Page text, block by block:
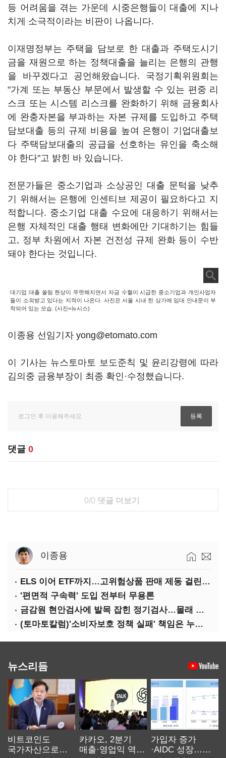
등 어려움을 겪는 가운데 시중은행들이 대출에 지나
치게 소극적이라는 비판이 나옵니다.
이재명정부는 주택을 담보로 한 대출과 주택도시기
금을 재원으로 하는 정책대출을 늘리는 은행의 관행
을 바꾸겠다고 공언해왔습니다. 국정기획위원회는
"가계 또는 부동산 부문에서 발생할 수 있는 편중 리
스크 또는 시스템 리스크를 완화하기 위해 금융회사
에 완충자본을 부과하는 자본 규제를 도입하고 주택
담보대출 등의 규제 비용을 높여 은행이 기업대출보
다 주택담보대출의 공급을 선호하는 유인을 축소해
야 한다"고 밝힌 바 있습니다.
전문가들은 중소기업과 소상공인 대출 문턱을 낮추
기 위해서는 은행에 인센티브 제공이 필요하다고 지
적합니다. 중소기업 대출 수요에 대응하기 위해서는
은행 자체적인 대출 행태 변화에만 기대하기는 힘들
고, 정부 차원에서 자본 건전성 규제 완화 등이 수반
돼야 한다는 것입니다.
대기업 대출 쏠림 현상이 뚜렷해지면서 자금 수혈이 시급한 중소기업과 개인사업자
들이 소외받고 있다는 지적이 나온다. 사진은 서울 시내 한 상가에 임대 안내문이 부
착되어 있는 모습. (사진=뉴시스)
이종용 선임기자 yong@etomato.com
이 기사는 뉴스토마토 보도준칙 및 윤리강령에 따라
김의중 금융부장이 최종 확인·수정했습니다.
댓글 0
0/0 댓글 더보기
이종용
ELS 이어 ETF까지…고위험상품 판매 제동 걸린 은행
'편면적 구속력' 도입 전부터 무용론
금감원 현안검사에 발목 잡힌 정기검사…몰래 웃는 금융권
(토마토칼럼)'소비자보호 정책 실패' 책임은 누가 지나
뉴스리듬
비트코인도
국가자산으로…'
카카오, 2분기
매출·영업익 역대
가입자 증가
·AIDC 성장…